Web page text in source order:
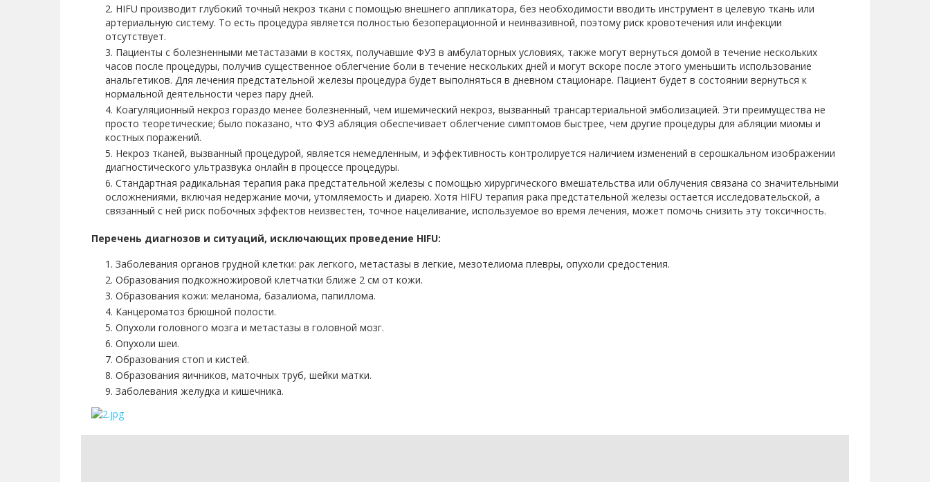
HIFU производит глубокий точный некроз ткани с помощью внешнего аппликатора, без необходимости вводить инструмент в целевую ткань или
артериальную систему. То есть процедура является полностью безоперационной и неинвазивной, поэтому риск кровотечения или инфекции
отсутствует.
Пациенты с болезненными метастазами в костях, получавшие ФУЗ в амбулаторных условиях, также могут вернуться домой в течение нескольких
часов после процедуры, получив существенное облегчение боли в течение нескольких дней и могут вскоре после этого уменьшить использование
анальгетиков. Для лечения предстательной железы процедура будет выполняться в дневном стационаре. Пациент будет в состоянии вернуться к
нормальной деятельности через пару дней.
Коагуляционный некроз гораздо менее болезненный, чем ишемический некроз, вызванный трансартериальной эмболизацией. Эти преимущества не
просто теоретические; было показано, что ФУЗ абляция обеспечивает облегчение симптомов быстрее, чем другие процедуры для абляции миомы и
костных поражений.
Некроз тканей, вызванный процедурой, является немедленным, и эффективность контролируется наличием изменений в серошкальном изображении
диагностического ультразвука онлайн в процессе процедуры.
Стандартная радикальная терапия рака предстательной железы с помощью хирургического вмешательства или облучения связана со значительными
осложнениями, включая недержание мочи, утомляемость и диарею. Хотя HIFU терапия рака предстательной железы остается исследовательской, а
связанный с ней риск побочных эффектов неизвестен, точное нацеливание, используемое во время лечения, может помочь снизить эту токсичность.
Перечень диагнозов и ситуаций, исключающих проведение HIFU:
Заболевания органов грудной клетки: рак легкого, метастазы в легкие, мезотелиома плевры, опухоли средостения.
Образования подкожножировой клетчатки ближе 2 см от кожи.
Образования кожи: меланома, базалиома, папиллома.
Канцероматоз брюшной полости.
Опухоли головного мозга и метастазы в головной мозг.
Опухоли шеи.
Образования стоп и кистей.
Образования яичников, маточных труб, шейки матки.
Заболевания желудка и кишечника.